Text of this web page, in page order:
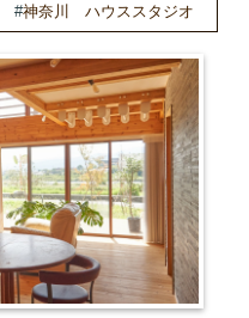
#神奈川 ハウススタジオ